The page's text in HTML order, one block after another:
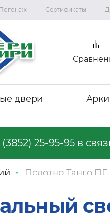
Погонаж Сертификаты
двери Арки
(3852) 25-95-95в
Полотно Танго